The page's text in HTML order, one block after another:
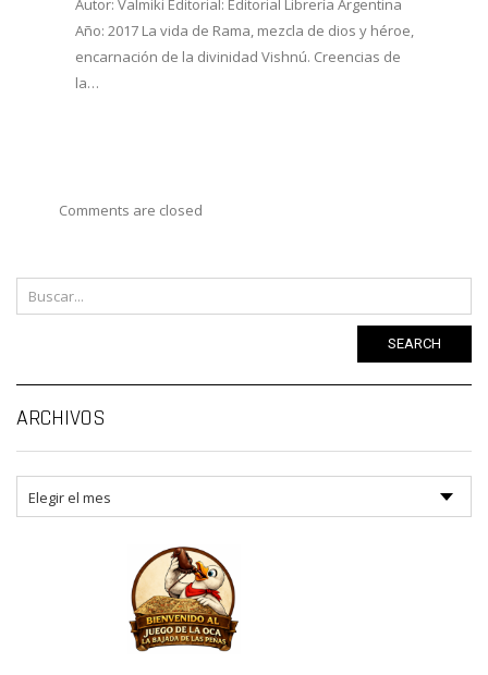
Autor: Valmiki Editorial: Editorial Librería Argentina
Año: 2017 La vida de Rama, mezcla de dios y héroe,
encarnación de la divinidad Vishnú. Creencias de
la…
Comments are closed
SEARCH
ARCHIVOS